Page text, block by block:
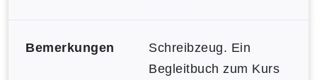
Bemerkungen
Schreibzeug. Ein
Begleitbuch zum Kurs